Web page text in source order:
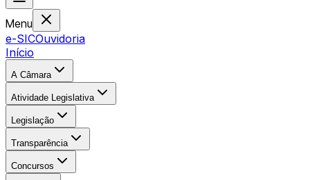
Menu
e-SICOuvidoria
Início
A Câmara
Atividade Legislativa
Legislação
Transparência
Concursos